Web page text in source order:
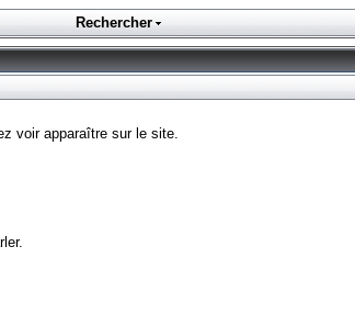
Forensics
Hacking
Rechercher
voir apparaître sur le site.